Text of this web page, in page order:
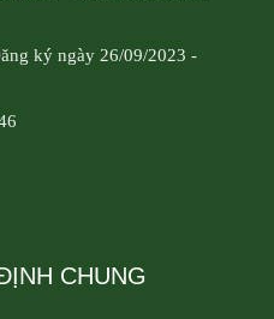
ký ngày 26/09/2023 -
CHUNG